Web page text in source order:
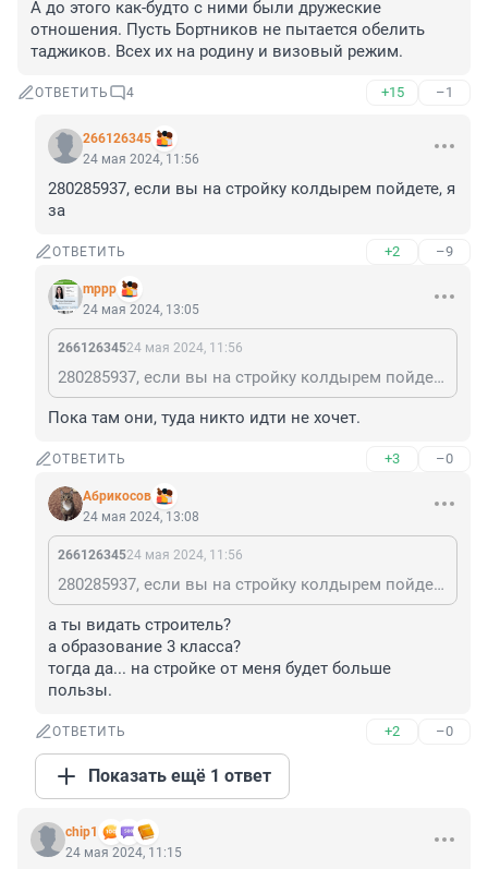
А до этого как-будто с ними были дружеские
отношения. Пусть Бортников не пытается обелить
таджиков. Всех их на родину и визовый режим.
ОТВЕТИТЬ 4 +15 –1
266126345
24 мая 2024, 11:56
280285937, если вы на стройку колдырем пойдете, я
за
ОТВЕТИТЬ +2 –9
mppp
24 мая 2024, 13:05
26612634524 мая 2024, 11:56
280285937, если вы на стройку колдырем пойдете, я за
Пока там они, туда никто идти не хочет.
ОТВЕТИТЬ +3 –0
Абрикосов
24 мая 2024, 13:08
26612634524 мая 2024, 11:56
280285937, если вы на стройку колдырем пойдете, я за
а ты видать строитель?
а образование 3 класса?
тогда да... на стройке от меня будет больше
пользы.
ОТВЕТИТЬ +2 –0
Показать ещё 1 ответ
chip1
24 мая 2024, 11:15